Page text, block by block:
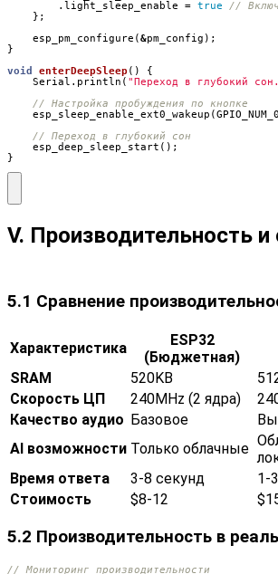
. light_sleep_enable = true
};
esp_pm_configure (&pm_config );
}
void
enterDeepSleep ()
{
Serial . println ( "Переход в глубокий
esp_sleep_enable_ext0_wakeup (GPIO_NUM_0
esp_deep_sleep_start ();
}
V. Производительность и
5.1 Сравнение
Характеристика
ESP32
(Бюджетная)
SRAM
520KB
Скорость ЦП
240MHz (2 ядра)
Качество аудио Базовое
AI возможности Только облачные
Время ответа
3-8 секунд
1-
Стоимость
$8-12
5.2 Производительность в